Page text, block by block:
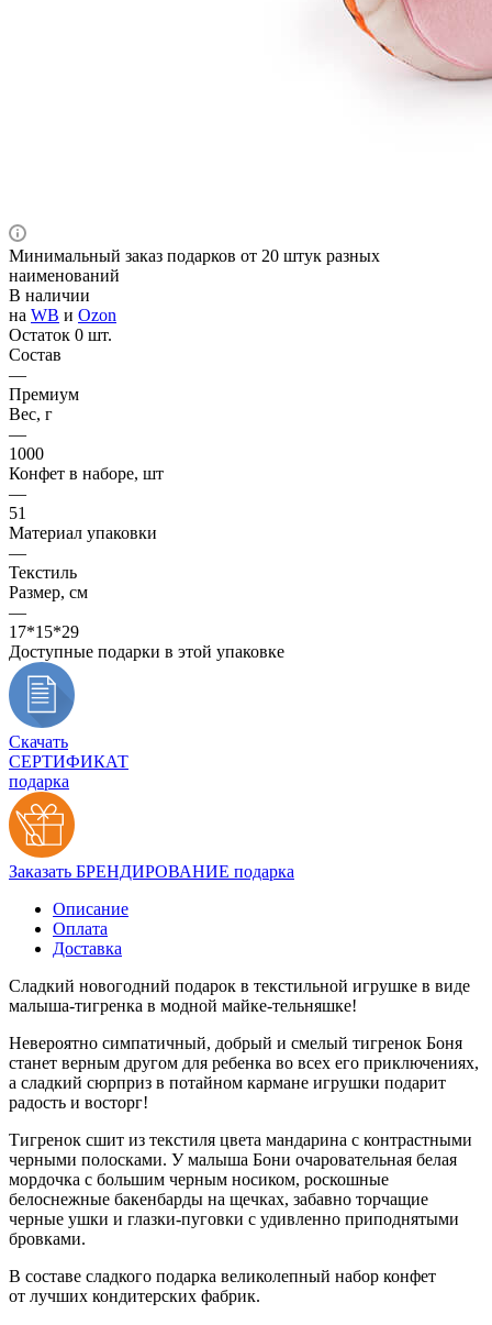
Минимальный заказ подарков от 20 штук разных
наименований
В наличии
на WB и Ozon
Остаток 0 шт.
Состав
—
Премиум
Вес, г
—
1000
Конфет в наборе, шт
—
51
Материал упаковки
—
Текстиль
Размер, см
—
17*15*29
Доступные подарки в этой упаковке
Скачать
СЕРТИФИКАТ
подарка
Заказать БРЕНДИРОВАНИЕ подарка
Описание
Оплата
Доставка
Сладкий новогодний подарок в текстильной игрушке в виде
малыша‑тигренка в модной майке‑тельняшке!
Невероятно симпатичный, добрый и смелый тигренок Боня
станет верным другом для ребенка во всех его приключениях,
а сладкий сюрприз в потайном кармане игрушки подарит
радость и восторг!
Тигренок сшит из текстиля цвета мандарина с контрастными
черными полосками. У малыша Бони очаровательная белая
мордочка с большим черным носиком, роскошные
белоснежные бакенбарды на щечках, забавно торчащие
черные ушки и глазки‑пуговки с удивленно приподнятыми
бровками.
В составе сладкого подарка великолепный набор конфет
от лучших кондитерских фабрик.